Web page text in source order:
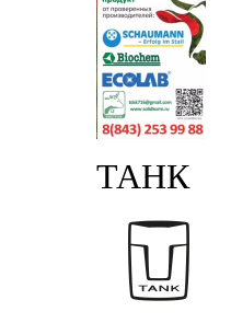
ТАНК